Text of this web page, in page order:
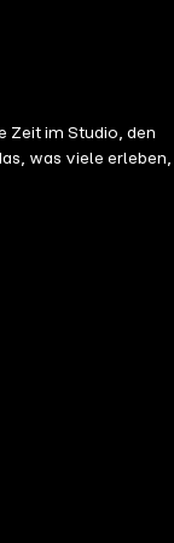
Zeit im Studio, den
was viele erleben,